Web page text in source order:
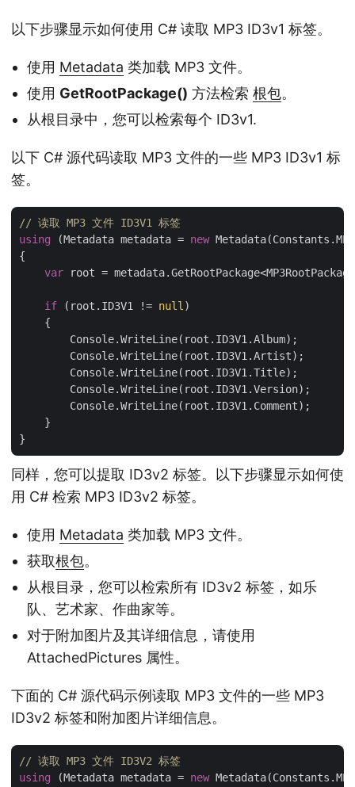
以下步骤显示如何使用 C# 读取 MP3 ID3v1 标签。
使用 Metadata 类加载 MP3 文件。
使用 GetRootPackage() 方法检索 根包。
从根目录中，您可以检索每个 ID3v1.
以下 C# 源代码读取 MP3 文件的一些 MP3 ID3v1 标
签。
// 读取 MP3 文件 ID3V1 标签
using (Metadata metadata = new
{
var root =
if (root.ID3V1 != null )
    {
        Console.WriteLine(root.ID3V1.Album);
        Console.WriteLine(root.ID3V1.Artist);
        Console.WriteLine(root.ID3V1.Title);
        Console.WriteLine(root.ID3V1.Version);
        Console.WriteLine(root.ID3V1.Comment);
    }
同样，您可以提取 ID3v2 标签。以下步骤显示如何使
用 C# 检索 MP3 ID3v2 标签。
使用 Metadata 类加载 MP3 文件。
获取根包。
从根目录，您可以检索所有 ID3v2 标签，如乐
队、艺术家、作曲家等。
对于附加图片及其详细信息，请使用
AttachedPictures 属性。
下面的 C# 源代码示例读取 MP3 文件的一些 MP3
ID3v2 标签和附加图片详细信息。
// 读取 MP3 文件 ID3V2 标签
using (Metadata metadata = new